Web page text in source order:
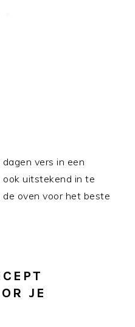
vers in een
ook uitstekend in te
oven voor het beste
JE